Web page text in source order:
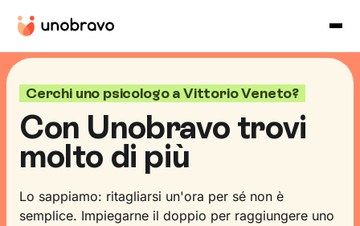
Cerchi uno psicologo a Vittorio Veneto?
Con Unobravo trovi
molto di più
Lo sappiamo: ritagliarsi un'ora per sé non è
semplice. Impiegarne il doppio per raggiungere uno